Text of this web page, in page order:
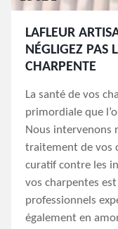
LAFLEUR
NÉGLIGEZ PAS
CHARPENTE
La santé de vos
primordiale que
Nous intervenons
traitement de vos
curatif contre les
vos charpentes
professionnels
également en